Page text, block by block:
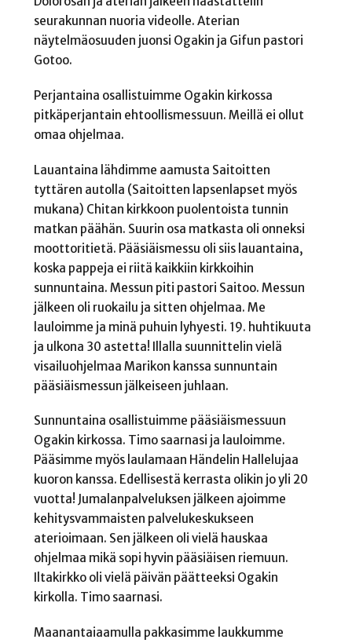
seurakunnan nuoria videolle. Aterian
näytelmäosuuden juonsi Ogakin ja Gifun pastori
Gotoo.
Perjantaina osallistuimme Ogakin kirkossa
pitkäperjantain ehtoollismessuun. Meillä ei ollut
omaa ohjelmaa.
Lauantaina lähdimme aamusta Saitoitten
tyttären autolla (Saitoitten lapsenlapset myös
mukana) Chitan kirkkoon puolentoista tunnin
matkan päähän. Suurin osa matkasta oli onneksi
moottoritietä. Pääsiäismessu oli siis lauantaina,
koska pappeja ei riitä kaikkiin kirkkoihin
sunnuntaina. Messun piti pastori Saitoo. Messun
jälkeen oli ruokailu ja sitten ohjelmaa. Me
lauloimme ja minä puhuin lyhyesti. 19. huhtikuuta
ja ulkona 30 astetta! Illalla suunnittelin vielä
visailuohjelmaa Marikon kanssa sunnuntain
pääsiäismessun jälkeiseen juhlaan.
Sunnuntaina osallistuimme pääsiäismessuun
Ogakin kirkossa. Timo saarnasi ja lauloimme.
Pääsimme myös laulamaan Händelin Hallelujaa
kuoron kanssa. Edellisestä kerrasta olikin jo yli 20
vuotta! Jumalanpalveluksen jälkeen ajoimme
kehitysvammaisten palvelukeskukseen
aterioimaan. Sen jälkeen oli vielä hauskaa
ohjelmaa mikä sopi hyvin pääsiäisen riemuun.
Iltakirkko oli vielä päivän päätteeksi Ogakin
kirkolla. Timo saarnasi.
Maanantaiaamulla pakkasimme laukkumme